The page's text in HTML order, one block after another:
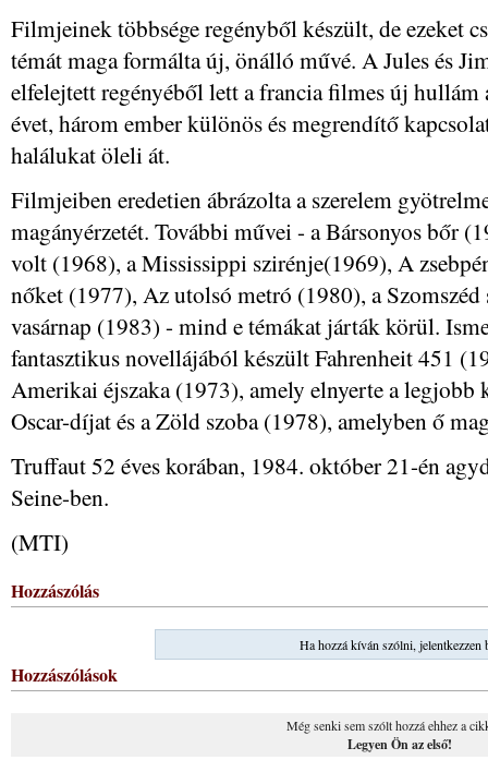
Filmjeinek többsége regényből készült, de ezeket
témát maga formálta új, önálló művé. A Jules és
elfelejtett regényéből lett a francia filmes új
évet, három ember különös és megrendítő
halálukat öleli át.
Filmjeiben eredetien ábrázolta a szerelem
magányérzetét. További művei - a Bársonyos bőr
volt (1968), a Mississippi szirénje(1969), A
nőket (1977), Az utolsó metró (1980), a
vasárnap (1983) - mind e témákat járták körül.
fantasztikus novellájából készült Fahrenheit 451
Amerikai éjszaka (1973), amely elnyerte a
Oscar-díjat és a Zöld szoba (1978), amelyben ő
Truffaut 52 éves korában, 1984. október 21-én
Seine-ben.
(MTI)
Hozzászólás
Ha hozzá kíván szólni, jelentkezzen
Hozzászólások
Még senki sem szólt hozzá ehhez a
Legyen Ön az első!